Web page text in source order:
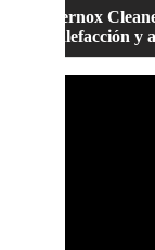
Fernox
calefacción y